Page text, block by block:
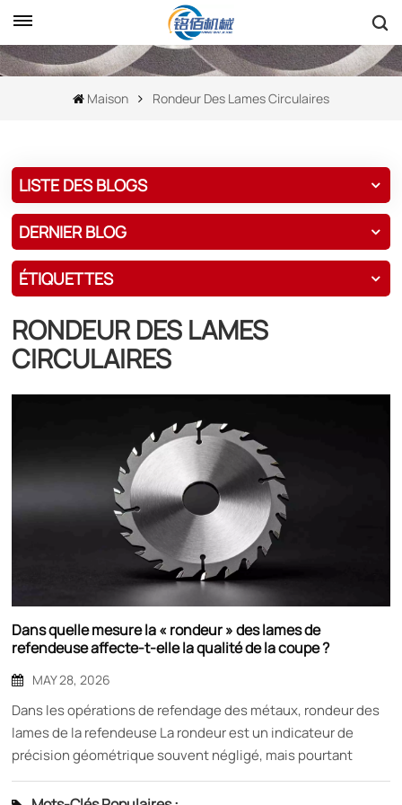
Maison Rondeur Des Lames Circulaires
LISTE DES BLOGS
DERNIER BLOG
ÉTIQUETTES
RONDEUR DES LAMES
CIRCULAIRES
Dans quelle mesure la « rondeur » des lames de
refendeuse affecte-t-elle la qualité de la coupe ?
MAY 28, 2026
Dans les opérations de refendage des métaux, rondeur des
lames de la refendeuse La rondeur est un indicateur de
précision géométrique souvent négligé, mais pourtant
crucial. Un écart de rondeur excessif, quelle que soit la
dureté du matériau de la lame ou la qualité du tranchant,